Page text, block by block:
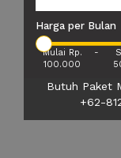
Harga per Bulan
Mulai Rp.
100.000
-
Butuh Paket
+62-